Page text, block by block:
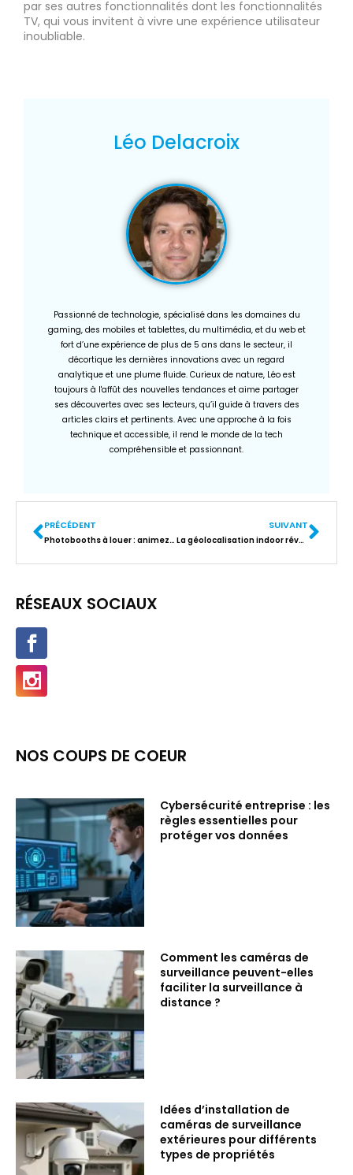
par ses autres fonctionnalités dont les fonctionnalités
TV, qui vous invitent à vivre une expérience utilisateur
inoubliable.
Léo Delacroix
Passionné de technologie, spécialisé dans les domaines du
gaming, des mobiles et tablettes, du multimédia, et du web et
fort d’une expérience de plus de 5 ans dans le secteur, il
décortique les dernières innovations avec un regard
analytique et une plume fluide. Curieux de nature, Léo est
toujours à l'affût des nouvelles tendances et aime partager
ses découvertes avec ses lecteurs, qu’il guide à travers des
articles clairs et pertinents. Avec une approche à la fois
technique et accessible, il rend le monde de la tech
compréhensible et passionnant.
PRÉCÉDENT
Photobooths à louer : animez vos événements et créez des souvenirs uniques !
SUIVANT
La géolocalisation indoor révolutionne l’industrie 4.0
RÉSEAUX SOCIAUX
NOS COUPS DE COEUR
Cybersécurité entreprise : les
règles essentielles pour
protéger vos données
Comment les caméras de
surveillance peuvent-elles
faciliter la surveillance à
distance ?
Idées d’installation de
caméras de surveillance
extérieures pour différents
types de propriétés